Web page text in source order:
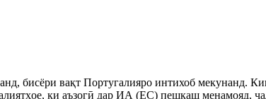
бисёри вақт Португалияро интихоб мекунанд.
ки аъзогӣ дар ИА (ЕС) пешкаш менамояд,